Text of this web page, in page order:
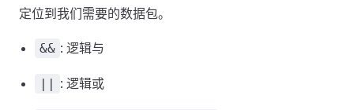
定位到我们需要的数据包。
&& : 逻辑与
|| : 逻辑或